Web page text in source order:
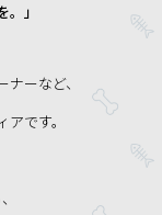
」
ーなど、
です。